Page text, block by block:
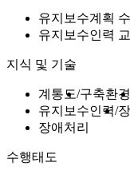
유지보수계획
유지보수인력
지식 및 기술
계통도 구축환경
유지보수인력
장애처리
수행태도